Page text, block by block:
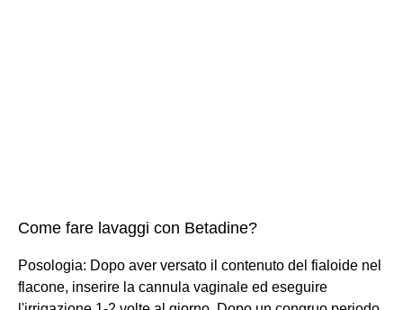
Come fare lavaggi con Betadine?
Posologia: Dopo aver versato il contenuto del fialoide nel
flacone, inserire la cannula vaginale ed eseguire